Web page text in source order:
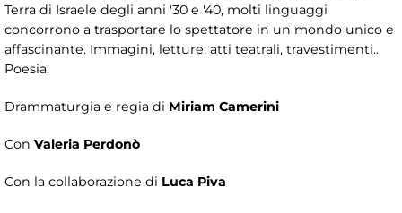
Terra di Israele degli anni '30 e '40, molti linguaggi
concorrono a trasportare lo spettatore in un mondo unico e
affascinante. Immagini, letture, atti teatrali, travestimenti..
Poesia.
Drammaturgia e regia di Miriam Camerini
Con Valeria Perdonò
Con la collaborazione di Luca Piva